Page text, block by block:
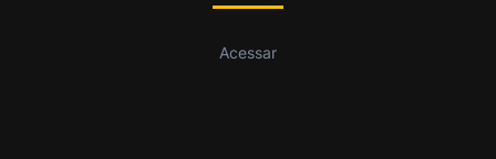
Acessar